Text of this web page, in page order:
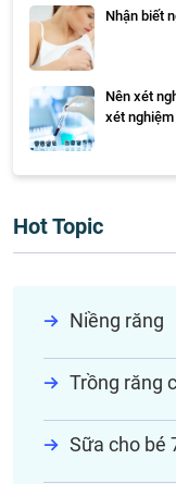
Nhận biết
Nên xét
xét
Hot Topic
Niềng răng
Trồng răng
Sữa cho bé